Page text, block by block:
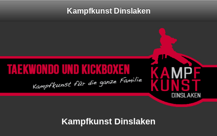
Kampfkunst Dinslaken
Kampfkunst Dinslaken